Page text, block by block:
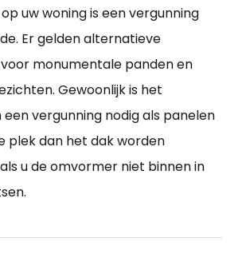
uw woning is een vergunning
Er gelden alternatieve
monumentale panden en
Gewoonlijk is het
vergunning nodig als panelen
plek dan het dak worden
u de omvormer niet binnen in